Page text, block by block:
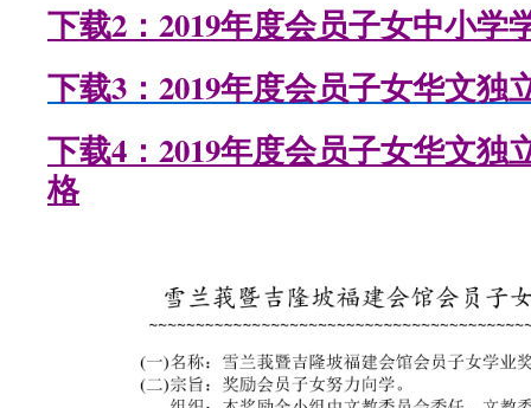
下载2：2019年度会员子女中小学
下载3：2019年度会员子女华文独
下载4：2019年度会员子女华文独
格